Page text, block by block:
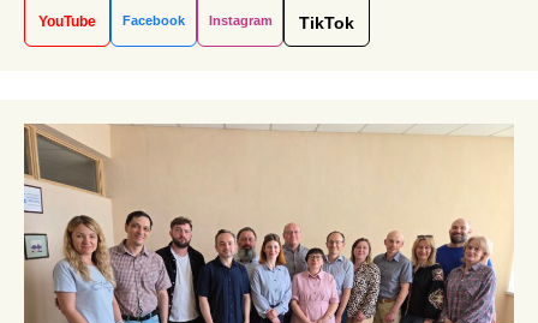
YouTube Facebook Instagram TikTok